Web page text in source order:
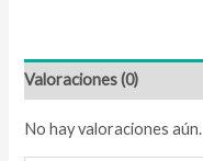
Valoraciones (0)
No hay valoraciones aún.